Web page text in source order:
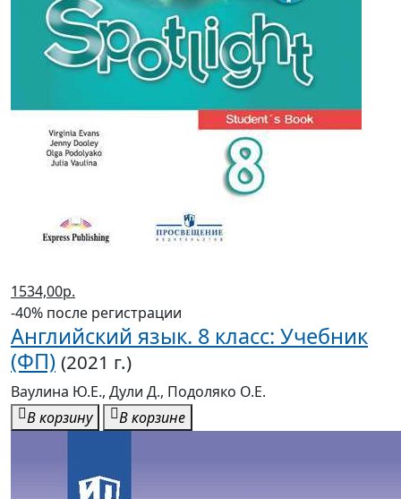
1534,00р.
-40% после регистрации
Английский язык. 8 класс: Учебник
(ФП) (2021 г.)
Ваулина Ю.Е., Дули Д., Подоляко О.Е.
В корзину
В корзине